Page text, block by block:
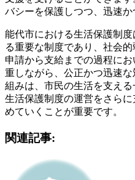
バシーを保護しつつ、迅速か
能代市における生活保護制
る重要な制度であり、社会
申請から支給までの過程に
重しながら、公正かつ迅速
組みは、市民の生活を支える
生活保護制度の運営をさら
めていくことが重要です。
関連記事: